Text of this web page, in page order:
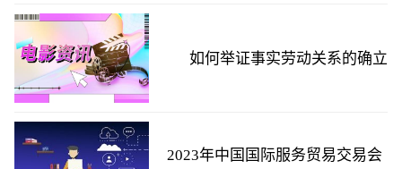
如何举证事实劳动关系的确立
2023年中国国际服务贸易交易会